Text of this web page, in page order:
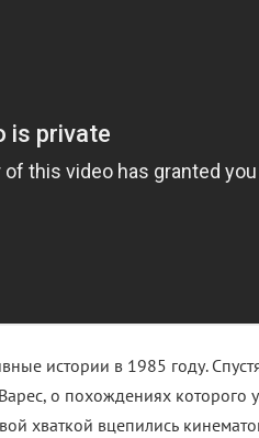
истории в 1985 году.
о похождениях которого
хваткой вцепились